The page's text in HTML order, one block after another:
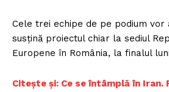
Cele trei echipe de pe podium vor
susțină proiectul chiar la sediul
Europene în România, la finalul
Citește și: Ce se întâmplă în